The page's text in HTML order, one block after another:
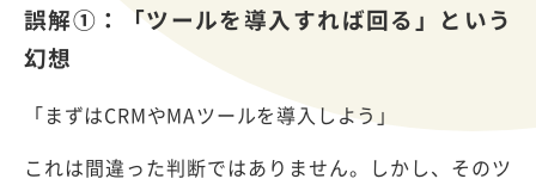
誤解①：「ツールを導入すれば回る」という
幻想
「まずはCRMやMAツールを導入しよう」
これは間違った判断ではありません。しかし、そのツ